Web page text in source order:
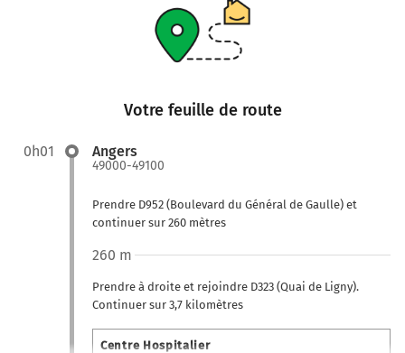
Votre feuille de route
0h01 Angers
49000-49100
Prendre D952 (Boulevard du Général de Gaulle) et
continuer sur 260 mètres
Prendre à droite et rejoindre D323 (Quai de Ligny).
Continuer sur 3,7 kilomètres
Centre Hospitalier
260 m